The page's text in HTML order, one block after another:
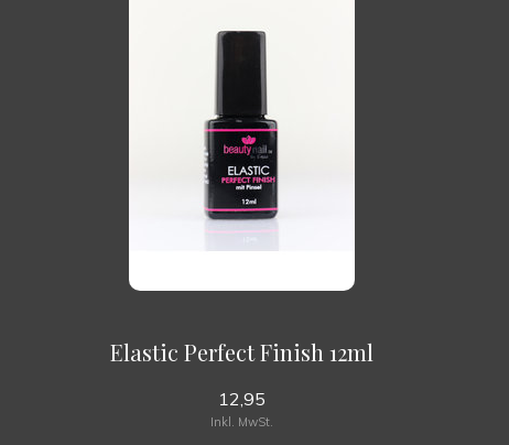
Elastic Perfect Finish 12ml
12,95
Inkl. MwSt.